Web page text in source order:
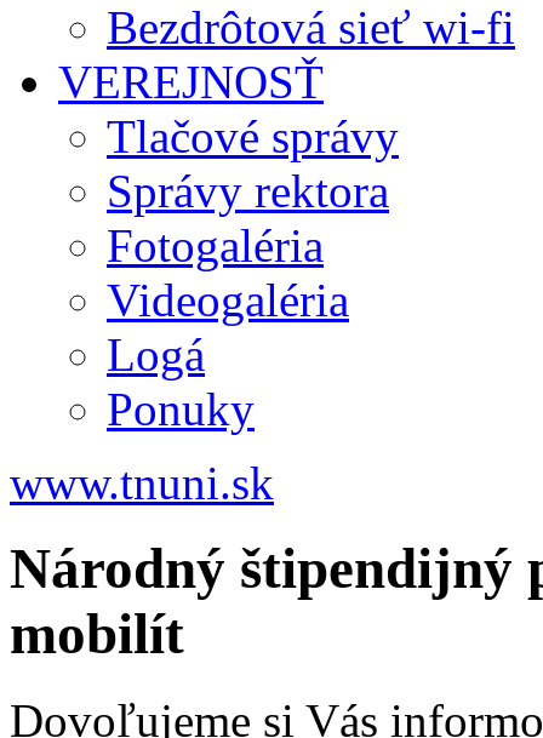
Bezdrôtová sieť wi-fi
VEREJNOSŤ
Tlačové správy
Správy rektora
Fotogaléria
Videogaléria
Logá
Ponuky
www.tnuni.sk
Národný štipendijný
mobilít
Dovoľujeme si Vás